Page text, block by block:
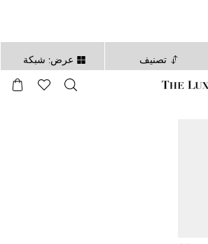
تصنيف عرض: شبكة
ثانية